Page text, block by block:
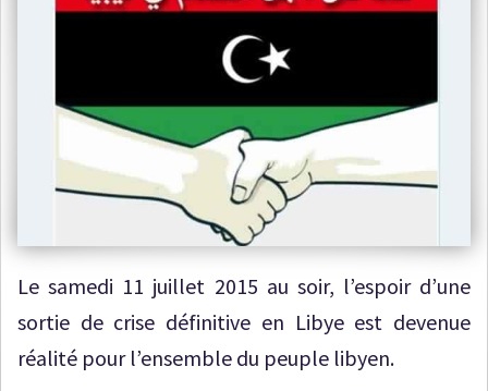
Le samedi 11 juillet 2015 au soir, l’espoir d’une
sortie de crise définitive en Libye est devenue
réalité pour l’ensemble du peuple libyen.